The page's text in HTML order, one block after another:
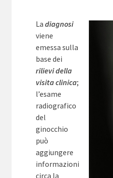
La diagnosi
viene
emessa sulla
base dei
rilievi della
visita clinica;
l’esame
radiografico
del
ginocchio
può
aggiungere
informazioni
circa la